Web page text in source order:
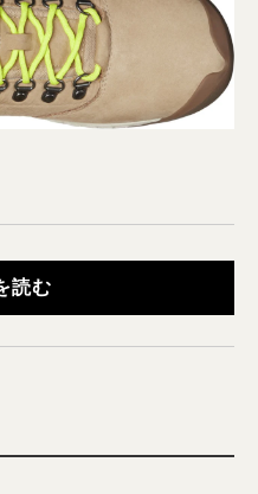
読む